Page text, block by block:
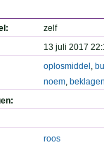
zelf
13 juli 2017
oplosmiddel ,
noem,
roos